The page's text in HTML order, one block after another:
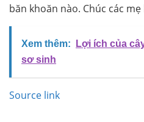
băn khoăn nào. Chúc các
Xem thêm:
Lợi ích của
sơ sinh
Source link